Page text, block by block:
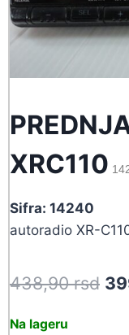
XRC110
Sifra: 14240
autoradio XR-
438,90rsd
Na lageru